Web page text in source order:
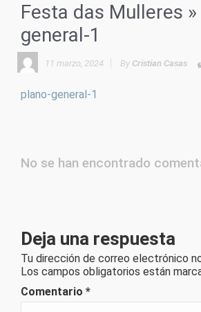
Festa das Mulleres
general-1
11 marzo, 2024 By Cristian Casas
plano-general-1
No se han encontrado
Deja una respuesta
Tu dirección de correo electrónico
Los campos obligatorios están
Comentario *